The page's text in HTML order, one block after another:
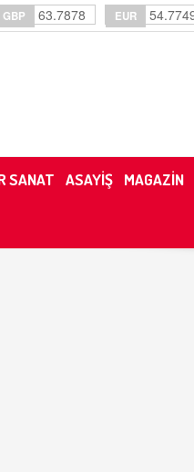
GBP 63.7878 EUR
SANAT ASAYİŞ MAGAZİN